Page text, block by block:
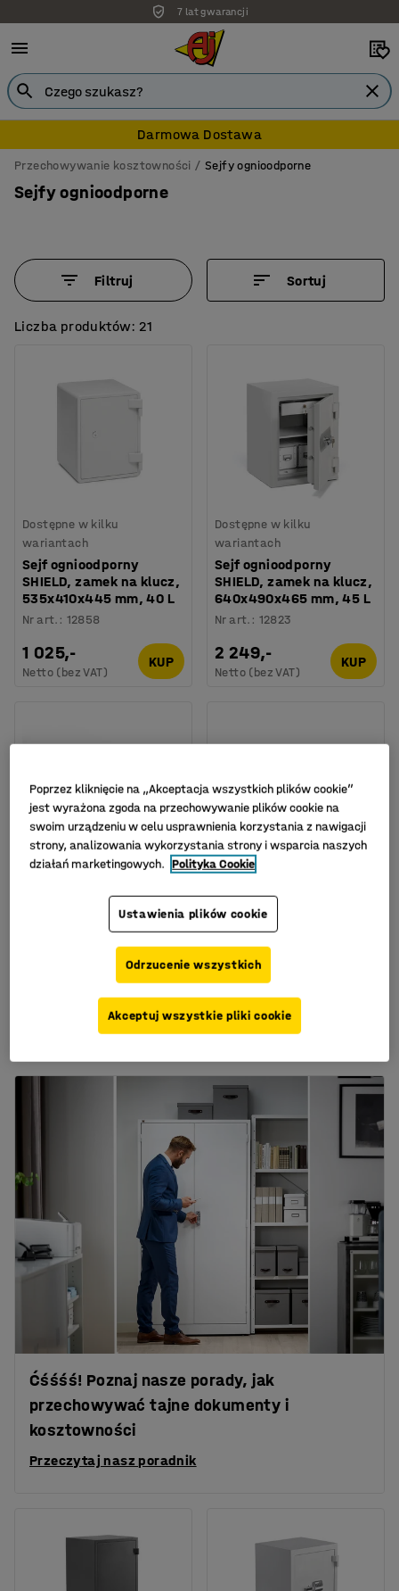
7 lat gwarancji
Darmowa Dostawa
Przechowywanie kosztowności Sejfy ognioodporne
Sejfy ognioodporne
Filtruj Sortuj
Liczba produktów: 21
Dostępne w kilku
wariantach
Sejf ognioodporny
SHIELD, zamek na klucz,
535x410x445 mm, 40 L
Nr art. : 12858
1 025,-
Netto (bez VAT)
KUP
Dostępne w kilku
wariantach
Sejf ognioodporny
SHIELD, zamek na klucz,
640x490x465 mm, 45 L
Nr art. : 12823
2 249,-
Netto (bez VAT)
KUP
Sejf na nośniki danych
GIGA (ochrona przed
ogniem 120 min),
453x415x491 mm
KUP
Sejf ognioodporny
ADORE, 520x410x445
mm, czarny
138354
2 125,-
Ćśśśś! Poznaj nasze porady, jak
przechowywać tajne dokumenty i
kosztowności
Przeczytaj nasz poradnik
Poprzez kliknięcie na „Akceptacja wszystkich plików cookie”
jest wyrażona zgoda na przechowywanie plików cookie na
swoim urządzeniu w celu usprawnienia korzystania z nawigacji
strony, analizowania wykorzystania strony i wsparcia naszych
działań marketingowych. Polityka Cookie
Ustawienia plików cookie
Odrzucenie wszystkich
Akceptuj wszystkie pliki cookie